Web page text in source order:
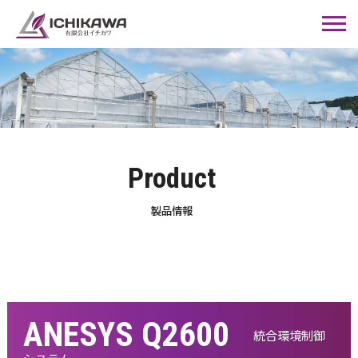
Product
製品情報
ANESYS Q2600
統合環境制御